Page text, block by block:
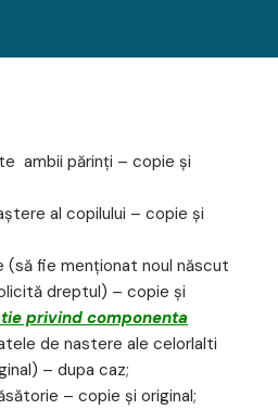
ambii părinţi – copie şi
al copilului – copie şi
(să fie menţionat noul născut
dreptul) – copie şi
privind componenta
de nastere ale celorlalti
– dupa caz;
– copie şi original;